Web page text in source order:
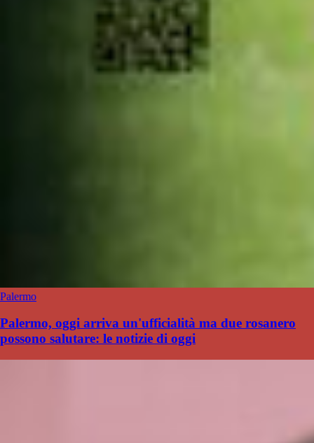
Palermo
Palermo, oggi arriva un'ufficialità ma due rosanero
possono salutare: le notizie di oggi